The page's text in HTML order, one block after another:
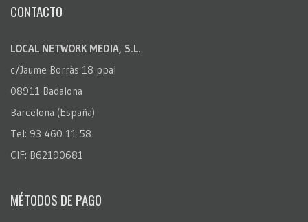
CONTACTO
LOCAL NETWORK MEDIA, S.L.
c/Jaume Borràs 18 ppal
08911 Badalona
Barcelona (España)
Tel: 93 460 11 58
CIF: B62190681
MÉTODOS DE PAGO